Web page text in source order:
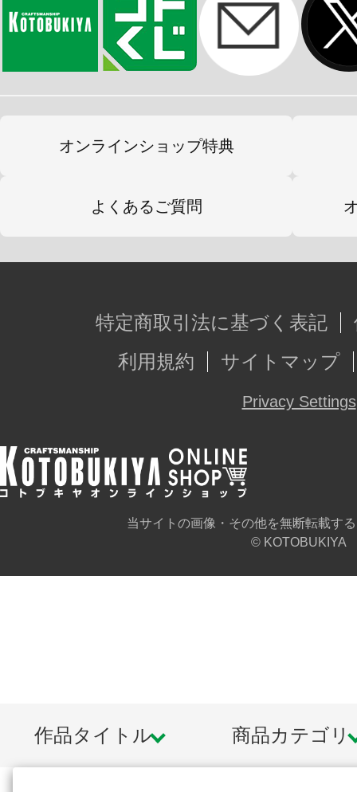
オンラインショップ特典
よくあるご質問
特定商取引法に基づく表記
利用規約
サイトマップ
Privacy Settings
当サイトの画像・その他を無断転載す
© KOTOBUKIYA
作品タイトル 商品カテゴリ